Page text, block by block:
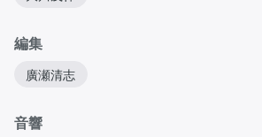
編集
廣瀬清志
音響